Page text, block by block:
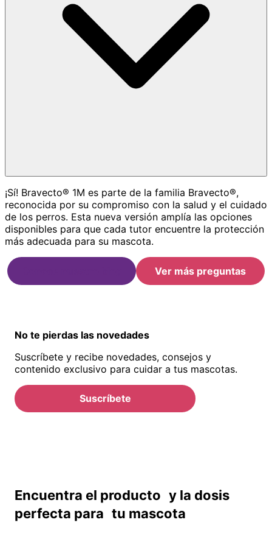
¡Sí! Bravecto® 1M es parte de la familia Bravecto®,
reconocida por su compromiso con la salud y el cuidado
de los perros. Esta nueva versión amplía las opciones
disponibles para que cada tutor encuentre la protección
más adecuada para su mascota.
Ver más preguntas
No te pierdas las novedades
Suscríbete y recibe novedades, consejos y
contenido exclusivo para cuidar a tus mascotas.
Suscríbete
Encuentra el producto y la dosis
perfecta para tu mascota